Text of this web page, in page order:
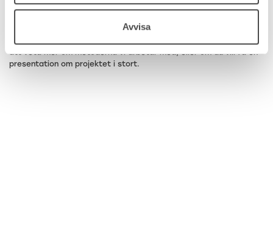
Avvisa
metoden.
att veta mer om metoderna vi arbetar med, eller om du vill få en
presentation om projektet i stort.